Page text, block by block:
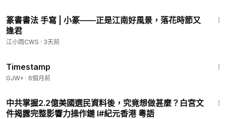
📲手機App：
Android:
https://tinyurl.com/3k2rme6z
香港網：https://hk.epochtimes.com
全球網：http://www.epochtimes.com/b5
#香港新聞 #大紀元 #香港大紀元 #大紀元新聞
篆書書法 手寫 | 小篆——正是江南好風景，落花時節又
逢君
江小雨CWS · 3天前
Timestamp
GJW+ · 6個月前
中共掌握2.2億美國選民資料後，究竟想做甚麼？白宮文
件揭露完整影響力操作鏈 l#紀元香港 粵語